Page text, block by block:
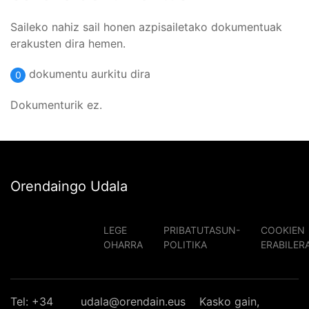
Saileko nahiz sail honen azpisailetako dokumentuak
erakusten dira hemen.
0 dokumentu aurkitu dira
Dokumenturik ez.
Orendaingo Udala
LEGE
OHARRA
PRIBATUTASUN-
POLITIKA
COOKIEN
Tel: +34 udala@orendain.eus Kasko gain,